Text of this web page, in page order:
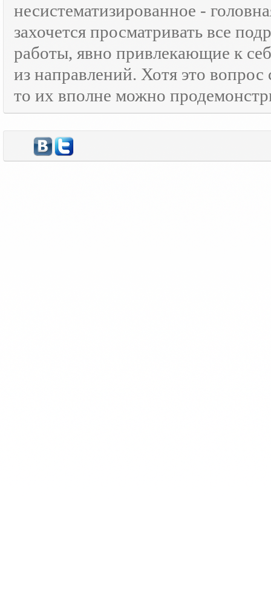
несистематизированное -
захочется просматривать все
работы, явно привлекающие к
из направлений. Хотя это
то их вполне можно